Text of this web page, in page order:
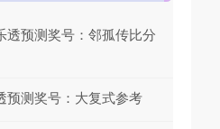
透预测奖号：邻孤传比分
预测奖号：大复式参考